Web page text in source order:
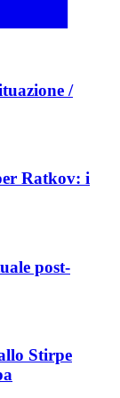
/
Ratkov: i
post-
Stirpe